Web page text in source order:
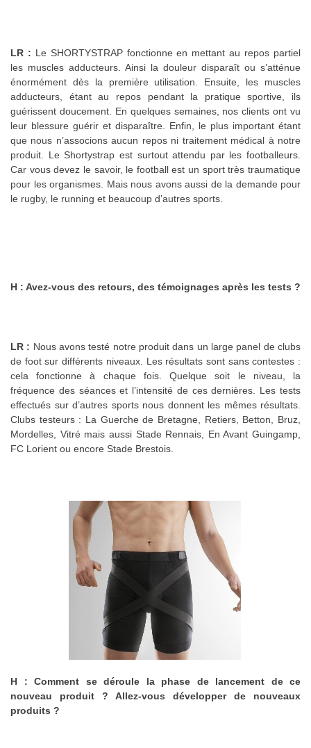
LR : Le SHORTYSTRAP fonctionne en mettant au repos partiel
les muscles adducteurs. Ainsi la douleur disparaît ou s’atténue
énormément dès la première utilisation. Ensuite, les muscles
adducteurs, étant au repos pendant la pratique sportive, ils
guérissent doucement. En quelques semaines, nos clients ont vu
leur blessure guérir et disparaître. Enfin, le plus important étant
que nous n’associons aucun repos ni traitement médical à notre
produit. Le Shortystrap est surtout attendu par les footballeurs.
Car vous devez le savoir, le football est un sport très traumatique
pour les organismes. Mais nous avons aussi de la demande pour
le rugby, le running et beaucoup d’autres sports.
H : Avez-vous des retours, des témoignages après les tests ?
LR : Nous avons testé notre produit dans un large panel de clubs
de foot sur différents niveaux. Les résultats sont sans contestes :
cela fonctionne à chaque fois. Quelque soit le niveau, la
fréquence des séances et l’intensité de ces dernières. Les tests
effectués sur d’autres sports nous donnent les mêmes résultats.
Clubs testeurs : La Guerche de Bretagne, Retiers, Betton, Bruz,
Mordelles, Vitré mais aussi Stade Rennais, En Avant Guingamp,
FC Lorient ou encore Stade Brestois.
H : Comment se déroule la phase de lancement de ce
nouveau produit ? Allez-vous développer de nouveaux
produits ?